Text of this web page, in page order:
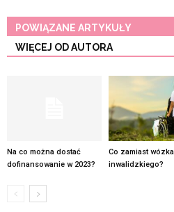
POWIĄZANE ARTYKUŁY
WIĘCEJ OD AUTORA
Na co można dostać
dofinansowanie w 2023?
Co zamiast wózka
inwalidzkiego?